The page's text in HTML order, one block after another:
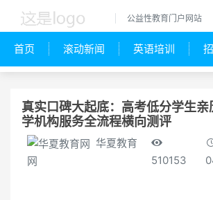
公益性教育门户网站
首页 滚动新闻 英语培训
真实口碑大起底：高考低分学生
学机构服务全流程横向测评
华夏教育
网
510153